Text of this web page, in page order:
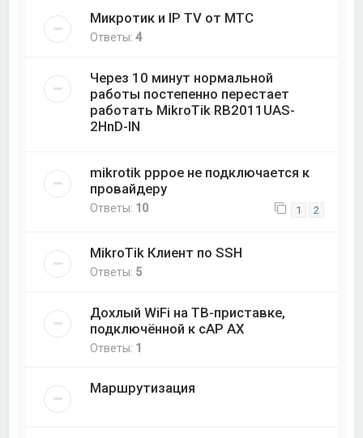
Микротик и IP TV от МТС
Ответы:4
Через 10 минут нормальной
работы постепенно перестает
работать MikroTik RB2011UAS-
2HnD-IN
mikrotik pppoe не подключается к
провайдеру
Ответы: 10 1 2
MikroTik Клиент по SSH
Ответы: 5
Дохлый WiFi на ТВ-приставке,
подключённой к cAP AX
Ответы: 1
Маршрутизация